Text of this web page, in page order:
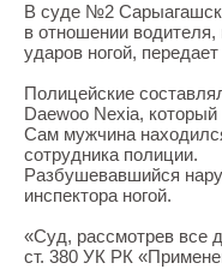
В суде №2
в отношении
ударов ногой,
Полицейские
Daewoo Nexia,
Сам мужчина
сотрудника полиции.
Разбушевавшийся
инспектора ногой.
«Суд, рассмотрев все
ст. 380 УК РК